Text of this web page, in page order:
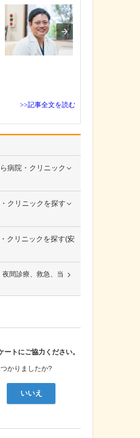
病院・クリニック
クリニックを探す
クリニックを探す(安
間診療、救急、当
ートにご協力ください。
かりましたか?
いいえ
>>記事全文を読む